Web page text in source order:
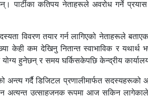
कतिपय नेताहरूले अवरोध गर्ने
विवरण तयार गर्न लागिएको नेताहरूले
केही कम देखिनु नितान्त स्वाभाविक र
हुनेछन् र समय घर्किसकेपछि केन्द्रीय
गर्दै डिजिटल प्रणालीमार्फत
अत्यन्त उत्साहजनक रूपमा आज सकिन